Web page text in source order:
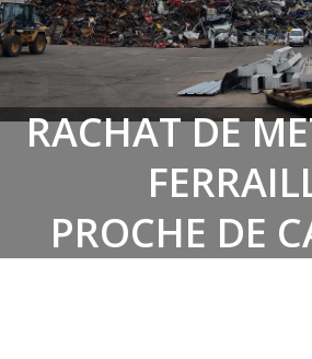
RACHAT DE
PROCHE DE